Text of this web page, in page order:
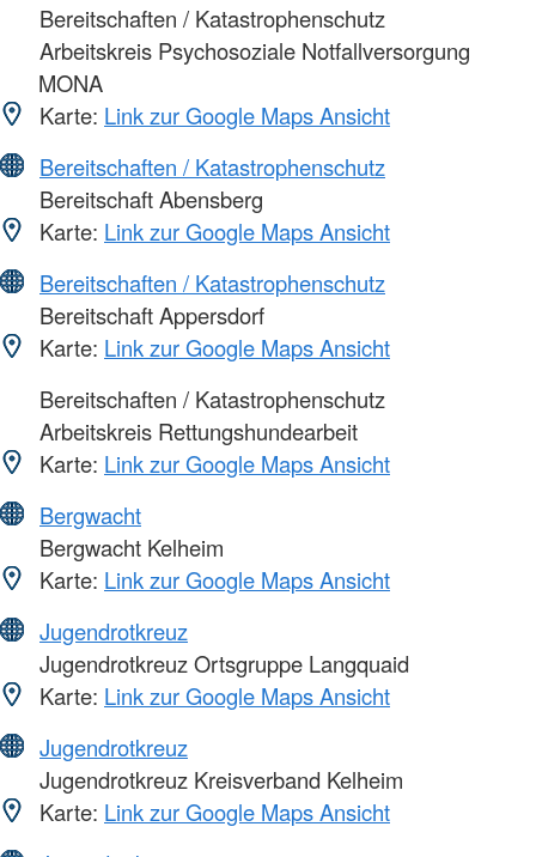
Bereitschaften / Katastrophenschutz
Arbeitskreis Psychosoziale Notfallversorgung
MONA
Karte: Link zur Google Maps Ansicht
Bereitschaften / Katastrophenschutz
Bereitschaft Abensberg
Karte: Link zur Google Maps Ansicht
Bereitschaften / Katastrophenschutz
Bereitschaft Appersdorf
Karte: Link zur Google Maps Ansicht
Bereitschaften / Katastrophenschutz
Arbeitskreis Rettungshundearbeit
Karte: Link zur Google Maps Ansicht
Bergwacht
Bergwacht Kelheim
Karte: Link zur Google Maps Ansicht
Jugendrotkreuz
Jugendrotkreuz Ortsgruppe Langquaid
Karte: Link zur Google Maps Ansicht
Jugendrotkreuz
Jugendrotkreuz Kreisverband Kelheim
Karte: Link zur Google Maps Ansicht